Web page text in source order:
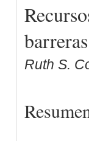
Ruth S.